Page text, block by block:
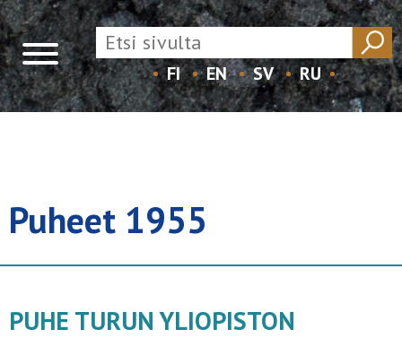
FI EN SV RU
Puheet 1955
PUHE TURUN YLIOPISTON